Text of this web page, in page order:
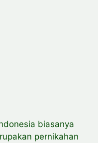
biasanya
pernikahan